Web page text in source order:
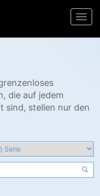
die auf jedem
sind, stellen nur den